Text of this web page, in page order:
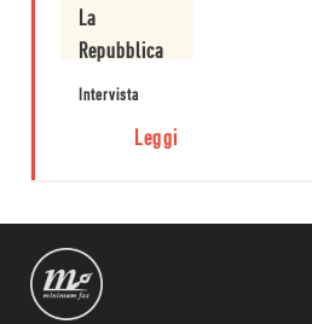
La
Repubblica
Intervista
Leggi